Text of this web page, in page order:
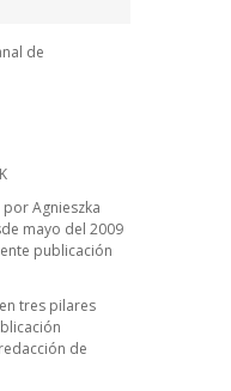
de
Agnieszka
mayo del 2009
publicación
tres pilares
de